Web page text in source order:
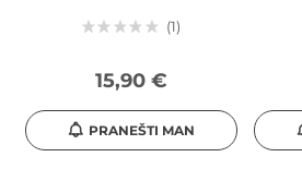
1
15,90 €
PRANEŠTI MAN